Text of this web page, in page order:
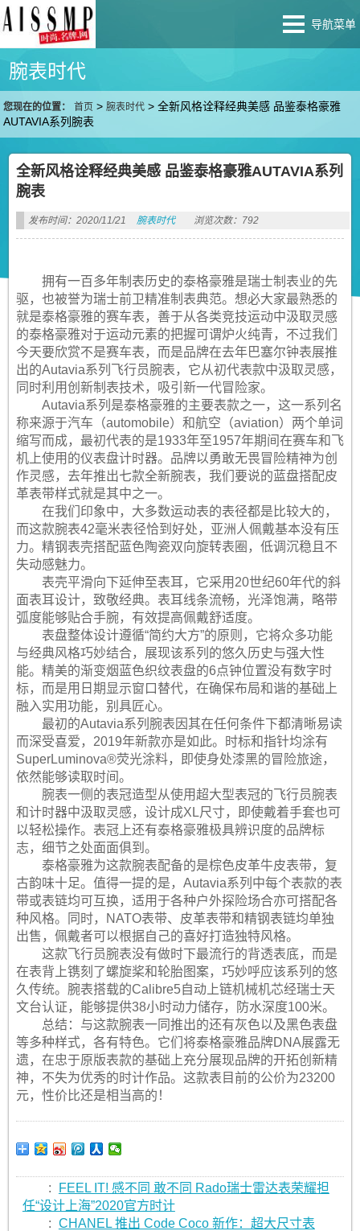
导航菜单
腕表时代
您现在的位置： 首页 >腕表时代 >全新风格诠释经典美感 品鉴泰格豪雅
AUTAVIA系列腕表
全新风格诠释经典美感 品鉴泰格豪雅AUTAVIA系列
腕表
发布时间：2020/11/21 腕表时代 浏览次数：792
拥有一百多年制表历史的泰格豪雅是瑞士制表业的先
驱，也被誉为瑞士前卫精准制表典范。想必大家最熟悉的
就是泰格豪雅的赛车表，善于从各类竞技运动中汲取灵感
的泰格豪雅对于运动元素的把握可谓炉火纯青，不过我们
今天要欣赏不是赛车表，而是品牌在去年巴塞尔钟表展推
出的Autavia系列飞行员腕表，它从初代表款中汲取灵感，
同时利用创新制表技术，吸引新一代冒险家。
Autavia系列是泰格豪雅的主要表款之一，这一系列名
称来源于汽车（automobile）和航空（aviation）两个单词
缩写而成，最初代表的是1933年至1957年期间在赛车和飞
机上使用的仪表盘计时器。品牌以勇敢无畏冒险精神为创
作灵感，去年推出七款全新腕表，我们要说的蓝盘搭配皮
革表带样式就是其中之一。
在我们印象中，大多数运动表的表径都是比较大的，
而这款腕表42毫米表径恰到好处，亚洲人佩戴基本没有压
力。精钢表壳搭配蓝色陶瓷双向旋转表圈，低调沉稳且不
失动感魅力。
表壳平滑向下延伸至表耳，它采用20世纪60年代的斜
面表耳设计，致敬经典。表耳线条流畅，光泽饱满，略带
弧度能够贴合手腕，有效提高佩戴舒适度。
表盘整体设计遵循“简约大方”的原则，它将众多功能
与经典风格巧妙结合，展现该系列的悠久历史与强大性
能。精美的渐变烟蓝色织纹表盘的6点钟位置没有数字时
标，而是用日期显示窗口替代，在确保布局和谐的基础上
融入实用功能，别具匠心。
最初的Autavia系列腕表因其在任何条件下都清晰易读
而深受喜爱，2019年新款亦是如此。时标和指针均涂有
SuperLuminova®荧光涂料，即使身处漆黑的冒险旅途，
依然能够读取时间。
腕表一侧的表冠造型从使用超大型表冠的飞行员腕表
和计时器中汲取灵感，设计成XL尺寸，即使戴着手套也可
以轻松操作。表冠上还有泰格豪雅极具辨识度的品牌标
志，细节之处面面俱到。
泰格豪雅为这款腕表配备的是棕色皮革牛皮表带，复
古韵味十足。值得一提的是，Autavia系列中每个表款的表
带或表链均可互换，适用于各种户外探险场合亦可搭配各
种风格。同时，NATO表带、皮革表带和精钢表链均单独
出售，佩戴者可以根据自己的喜好打造独特风格。
这款飞行员腕表没有做时下最流行的背透表底，而是
在表背上镌刻了螺旋桨和轮胎图案，巧妙呼应该系列的悠
久传统。腕表搭载的Calibre5自动上链机械机芯经瑞士天
文台认证，能够提供38小时动力储存，防水深度100米。
总结：与这款腕表一同推出的还有灰色以及黑色表盘
等多种样式，各有特色。它们将泰格豪雅品牌DNA展露无
遗，在忠于原版表款的基础上充分展现品牌的开拓创新精
神，不失为优秀的时计作品。这款表目前的公价为23200
元，性价比还是相当高的！
:
FEEL IT! 感不同 敢不同 Rado瑞士雷达表荣耀担
任“设计上海”2020官方时计
: CHANEL 推出 Code Coco 新作：超大尺寸表